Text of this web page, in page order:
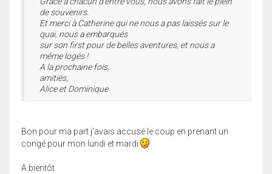
de souvenirs.
Et merci à Catherine qui ne nous a pas laissés sur le
quai, nous a embarqués
sur son first pour de belles aventures, et nous a
même logés !
A la prochaine fois,
amitiés,
Alice et Dominique
Bon pour ma part j'avais accusé le coup en prenant un
congé pour mon lundi et mardi
A bientôt